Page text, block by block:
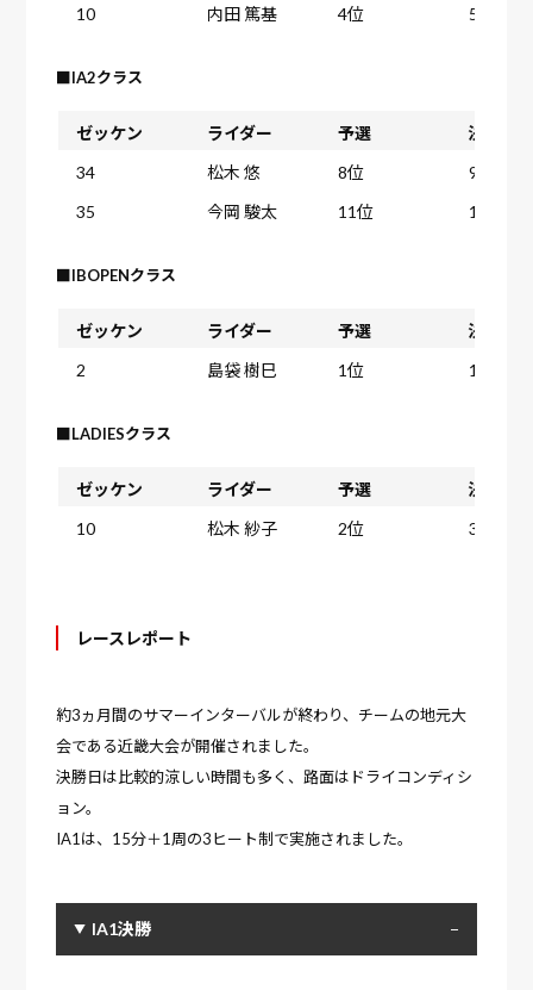
10
内田 篤基 4位 5位
■IA2クラス
ゼッケン ライダー 予選
決勝ヒ
34
松木 悠 8位
9位
35
今岡 駿太 11位 16位
■IBOPENクラス
ゼッケン ライダー 予選
決勝ヒ
2
島袋 樹巳 1位 1位
■LADIESクラス
ゼッケン ライダー 予選
決勝
10
松木 紗子 2位 3位
レースレポート
約3ヵ月間のサマーインターバルが終わり、チームの地元大
会である近畿大会が開催されました。
決勝日は比較的涼しい時間も多く、路面はドライコンディシ
ョン。
IA1は、15分＋1周の3ヒート制で実施されました。
IA1決勝